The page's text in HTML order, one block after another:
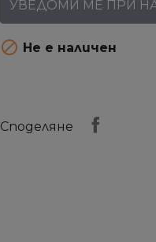
УВЕДОМИ МЕ ПРИ
 Не е наличен
Споделяне